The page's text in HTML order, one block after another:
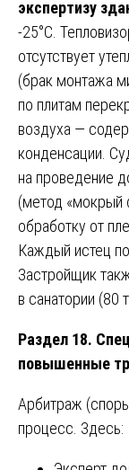
экспертизу
-25°C.
отсутствует
(брак монтажа
по плитам
воздуха —
конденсации.
на проведение
(метод «мокрый
обработку от
Каждый истец
Застройщик
в санатории
Раздел 18.
повышенные
Арбитраж
процесс. Здесь: